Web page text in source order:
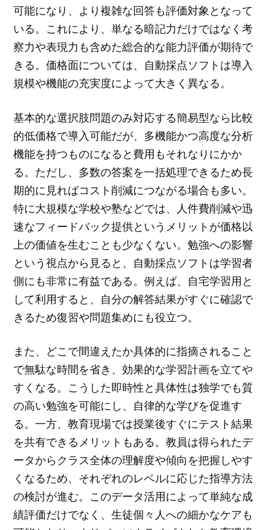
可能になり、より複雑な回答も評価対象となって
いる。これにより、単なる暗記力だけではなく考
察力や表現力も含めた総合的な能力評価が期待で
きる。価格面については、自動採点ソフトは導入
規模や機能の充実度によって大きく異なる。
基本的な選択肢問題のみ対応する簡易型なら比較
的低価格で導入可能だが、多機能かつ高度な分析
機能を持つものになると費用もそれなりにかか
る。ただし、多数の答案を一括処理できるため長
期的に見ればコスト削減につながる場合も多い。
特に大規模な学校や塾などでは、人件費削減や迅
速なフィードバック提供というメリットが価格以
上の価値を生むことも少なくない。勉強への影響
という視点から見ると、自動採点ソフトは学習者
側にも非常に有益である。例えば、自宅学習用と
して利用すると、自分の解答結果がすぐに確認で
きるため復習や問題集めにも役立つ。
また、どこで間違えたか具体的に指摘されること
で無駄な時間を省き、効果的な学習計画を立てや
すくなる。こうした即時性と具体性は独学でも質
の高い勉強を可能にし、自律的な学びを促進す
る。一方、教育現場では授業後すぐにテスト結果
を共有できるメリットもある。教員は得られたデ
ータからクラス全体の理解度や傾向を把握しやす
くなるため、それぞれのレベルに応じた指導方法
の検討が進む。このデータ活用によって単純な成
績評価だけでなく、生徒個々人への細かなケアも